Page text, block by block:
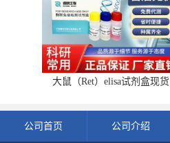
大鼠（Ret）elisa试剂盒现货
公司首页 公司介绍